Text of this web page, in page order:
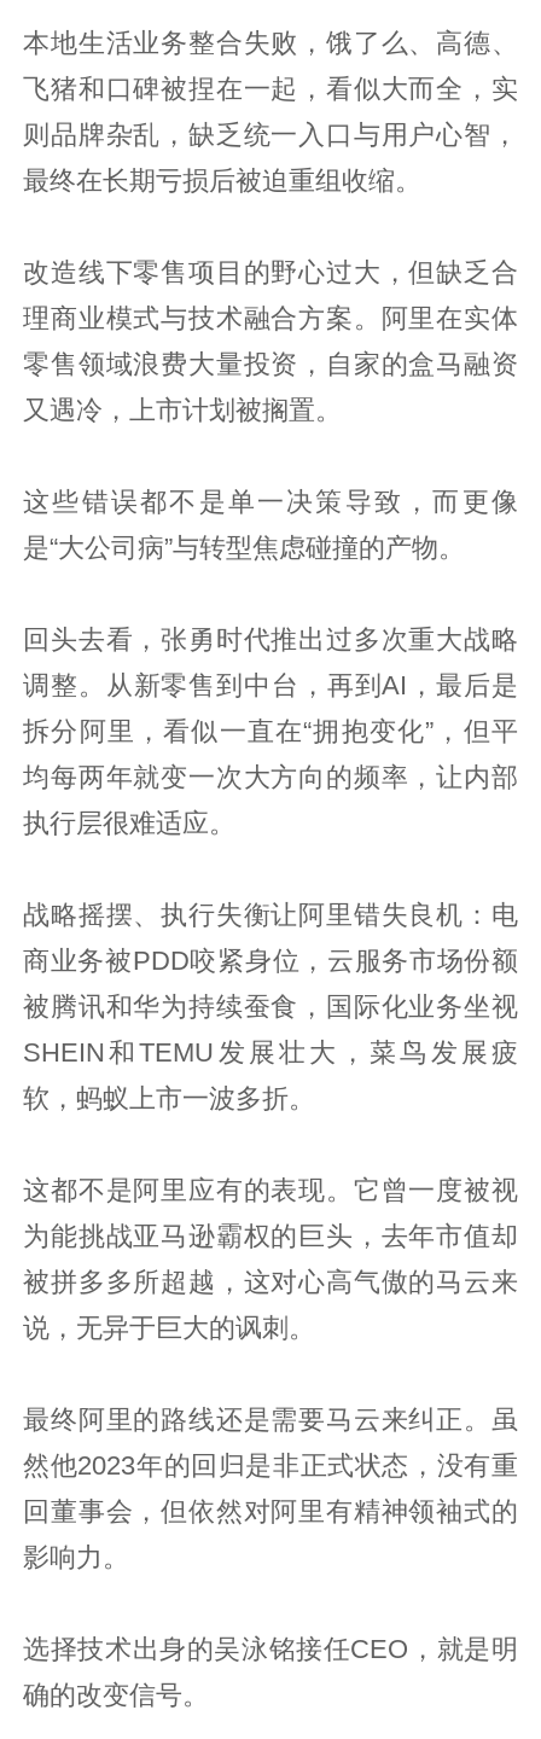
本地生活业务整合失败，饿了么、高德、
飞猪和口碑被捏在一起，看似大而全，实
则品牌杂乱，缺乏统一入口与用户心智，
最终在长期亏损后被迫重组收缩。
改造线下零售项目的野心过大，但缺乏合
理商业模式与技术融合方案。阿里在实体
零售领域浪费大量投资，自家的盒马融资
又遇冷，上市计划被搁置。
这些错误都不是单一决策导致，而更像
是“大公司病”与转型焦虑碰撞的产物。
回头去看，张勇时代推出过多次重大战略
调整。从新零售到中台，再到AI，最后是
拆分阿里，看似一直在“拥抱变化”，但平
均每两年就变一次大方向的频率，让内部
执行层很难适应。
战略摇摆、执行失衡让阿里错失良机：电
商业务被PDD咬紧身位，云服务市场份额
被腾讯和华为持续蚕食，国际化业务坐视
SHEIN和TEMU发展壮大，菜鸟发展疲
软，蚂蚁上市一波多折。
这都不是阿里应有的表现。它曾一度被视
为能挑战亚马逊霸权的巨头，去年市值却
被拼多多所超越，这对心高气傲的马云来
说，无异于巨大的讽刺。
最终阿里的路线还是需要马云来纠正。虽
然他2023年的回归是非正式状态，没有重
回董事会，但依然对阿里有精神领袖式的
影响力。
选择技术出身的吴泳铭接任CEO，就是明
确的改变信号。